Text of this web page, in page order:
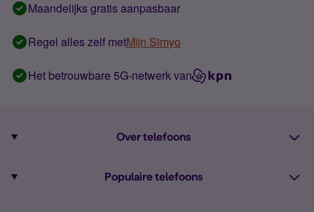
Maandelijks gratis aanpasbaar
Regel alles zelf metMijn Simyo
Het betrouwbare 5G-netwerk van
Over telefoons
Populaire telefoons